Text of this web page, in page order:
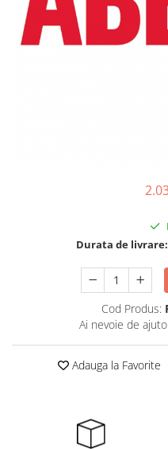
Ochelari Smart
Smartphone IPhone
Microfoane & Casti Gaming
Scaune Gaming
Adaptoare
Durata de livrare:
Cod Produs:
Ai nevoie de
Adauga la Favorite